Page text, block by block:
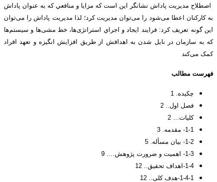
اصطلاح مديريت پاداش نشانگر اين است که مزايا و منافعي که به عنوان پاداش
به کارکنان اعطا می‌شود را می‌توان مديريت کرد؛ لذا مديريت پاداش را می‌توان
اين گونه تعريف کرد: فرايند ايجاد و اجراي استراتژی‌ها، خط مشی‌ها و سیستم‌ها
که به سازمان در نايل شدن به اهدافش از طریق افزايش انگيزه و تعهد افراد
کمک می‌کند
فهرست مطالب
چکیده. 1
فصل اول.. 2
كليات… 2
1-1- مقدمه. 3
1-2- بیان مسأله. 5
1-3- اهمیت و ضرورت پژوهش…. 9
1-4-اهداف تحقیق.. 12
1-4-1-هدف کلی.. 12